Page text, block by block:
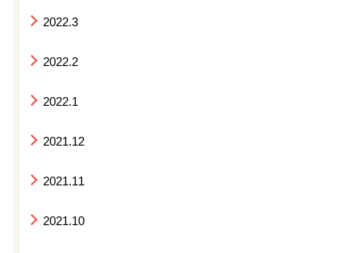
2022.3
2022.2
2022.1
2021.12
2021.11
2021.10